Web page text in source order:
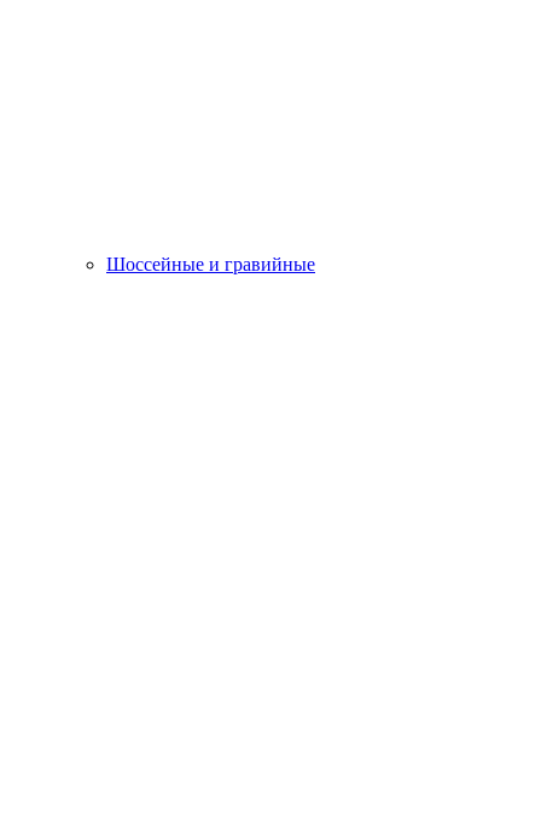
Шоссейные и гравийные